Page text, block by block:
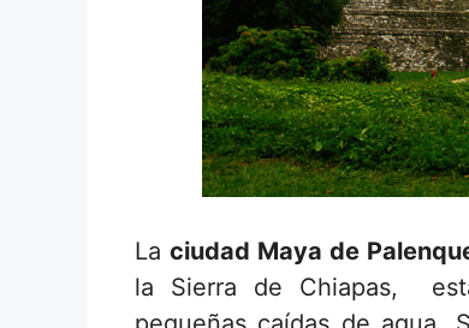
Laciudad Maya de
la Sierra de Chiapas,